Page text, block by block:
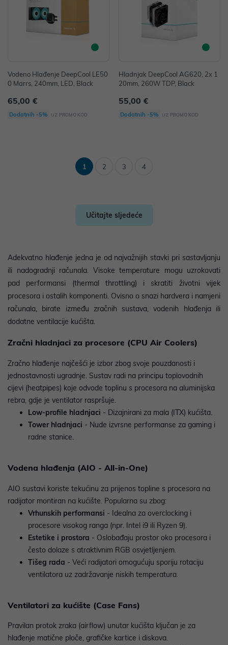
Vodeno Hlađenje DeepCool LE50
0 Marrs, 240mm, LED, Black
65,00 €
Dodatnih -5% uz PROMO KOD
Hladnjak DeepCool AG620, 2x 1
20mm, 260W TDP, Black
55,00 €
Dodatnih -5% uz PROMO KOD
1 2 3 4
Učitajte sljedeće
Adekvatno hlađenje jedna je od najvažnijih stavki pri sastavljanju
ili nadogradnji računala. Visoke temperature mogu uzrokovati
pad performansi (thermal throttling) i skratiti životni vijek
procesora i ostalih komponenti. Ovisno o snazi hardvera i namjeni
računala, birate između zračnih sustava, vodenih hlađenja ili
dodatne ventilacije kućišta.
Zračni hladnjaci za procesore (CPU Air Coolers)
Zračno hlađenje najčešći je izbor zbog svoje pouzdanosti i
jednostavnosti ugradnje. Sustav radi na principu toplovodnih
cijevi (heatpipes) koje odvode toplinu s procesora na aluminijska
rebra, gdje je ventilator raspršuje.
Low-profile hladnjaci - Dizajnirani za mala (ITX) kućišta.
Tower hladnjaci - Nude izvrsne performanse za gaming i
radne stanice.
Vodena hlađenja (AIO - All-in-One)
AIO sustavi koriste tekućinu za prijenos topline s procesora na
radijator montiran na kućište. Popularna su zbog:
Vrhunskih performansi - Idealna za overclocking i
procesore visokog ranga (npr. Intel i9 ili Ryzen 9).
Estetike i prostora - Oslobađaju prostor oko procesora i
često dolaze s atraktivnim RGB osvjetljenjem.
Tišeg rada - Veći radijatori omogućuju sporiju rotaciju
ventilatora uz zadržavanje niskih temperatura.
Ventilatori za kućište (Case Fans)
Pravilan protok zraka (airflow) unutar kućišta ključan je za
hlađenje matične ploče, grafičke kartice i diskova.